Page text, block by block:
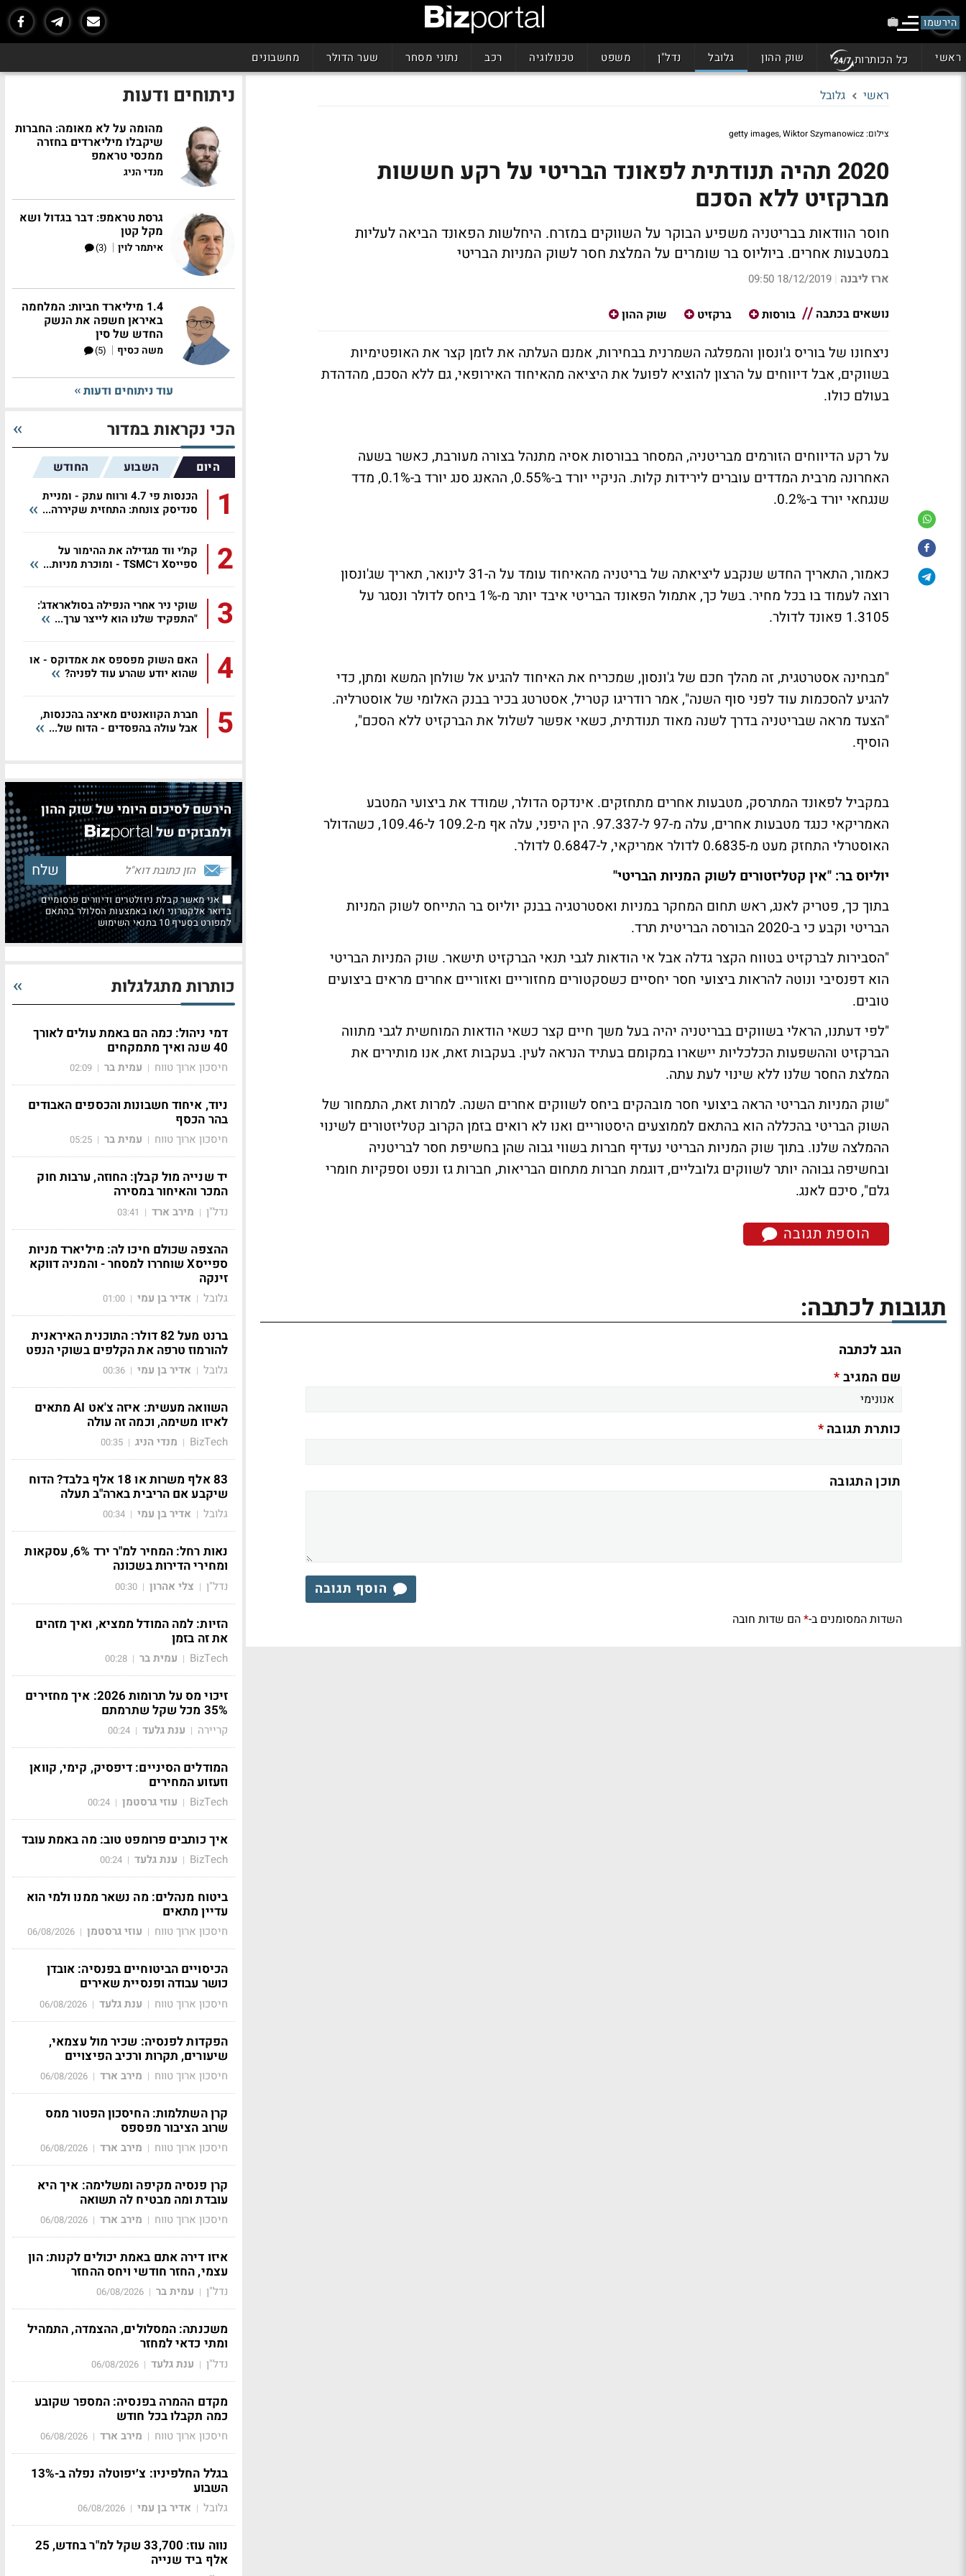
הירשמו
ראשי כל הכותרות שוק ההון גלובל נדל"ן משפט טכנולוגיה רכב נתוני מסחר שער הדולר מחשבונים
ראשי גלובל
צילום: getty images, Wiktor Szymanowicz
2020 תהיה תנודתית לפאונד הבריטי על רקע חששות
מברקזיט ללא הסכם
חוסר הוודאות בבריטניה משפיע הבוקר על השווקים במזרח. היחלשות הפאונד הביאה לעליות
במטבעות אחרים. ביוליוס בר שומרים על המלצת חסר לשוק המניות הבריטי
ארז ליבנה |
18/12/2019 09:50
נושאים בכתבה בורסות ברקזיט שוק ההון
ניצחונו של בוריס ג'ונסון והמפלגה השמרנית בבחירות, אמנם העלתה את לזמן קצר את האופטימיות
בשווקים, אבל דיווחים על הרצון להוציא לפועל את היציאה מהאיחוד האירופאי, גם ללא הסכם, מהדהדת
בעולם כולו.
על רקע הדיווחים הזורמים מבריטניה, המסחר בבורסות אסיה מתנהל בצורה מעורבת, כאשר בשעה
האחרונה מרבית המדדים עוברים לירידות קלות. הניקיי יורד ב-0.55%, ההאנג סנג יורד ב-0.1%, מדד
שנגחאי יורד ב-0.2%.
כאמור, התאריך החדש שנקבע ליציאתה של בריטניה מהאיחוד עומד על ה-31 לינואר, תאריך שג'ונסון
רוצה לעמוד בו בכל מחיר. בשל כך, אתמול הפאונד הבריטי איבד יותר מ-1% ביחס לדולר ונסגר על
1.3105 פאונד לדולר.
"מבחינה אסטרטגית, זה מהלך חכם של ג'ונסון, שמכריח את האיחוד להגיע אל שולחן המשא ומתן, כדי
להגיע להסכמות עוד לפני סוף השנה", אמר רודריגו קטריל, אסטרטג בכיר בבנק האלומי של אוסטרליה.
"הצעד מראה שבריטניה בדרך לשנה מאוד תנודתית, כשאי אפשר לשלול את הברקזיט ללא הסכם",
הוסיף.
במקביל לפאונד המתרסק, מטבעות אחרים מתחזקים. אינדקס הדולר, שמודד את ביצועי המטבע
האמריקאי כנגד מטבעות אחרים, עלה מ-97 ל-97.337. הין היפני, עלה אף מ-109.2 ל-109.46, כשהדולר
האוסטרלי התחזק מעט מ-0.6835 לדולר אמריקאי, ל-0.6847 לדולר.
יוליוס בר: "אין קטליזטורים לשוק המניות הבריטי"
בתוך כך, פטריק לאנג, ראש תחום המחקר במניות ואסטרטגיה בבנק יוליוס בר התייחס לשוק המניות
הבריטי וקבע כי ב-2020 הבורסה הבריטית תרד.
"הסבירות לברקזיט בטווח הקצר גדלה אבל אי הודאות לגבי תנאי הברקזיט תישאר. שוק המניות הבריטי
הוא דפנסיבי ונוטה להראות ביצועי חסר יחסיים כשסקטורים מחזוריים ואזוריים אחרים מראים ביצועים
טובים.
"לפי דעתנו, הראלי בשווקים בבריטניה יהיה בעל משך חיים קצר כשאי הודאות המוחשית לגבי מתווה
הברקזיט וההשפעות הכלכליות יישארו במקומם בעתיד הנראה לעין. בעקבות זאת, אנו מותירים את
המלצת החסר שלנו ללא שינוי לעת עתה.
"שוק המניות הבריטי הראה ביצועי חסר מובהקים ביחס לשווקים אחרים השנה. למרות זאת, התמחור של
השוק הבריטי בהכללה הוא בהתאם לממוצעים היסטוריים ואנו לא רואים בזמן הקרוב קטליזטורים לשינוי
ההמלצה שלנו. בתוך שוק המניות הבריטי נעדיף חברות בשווי גבוה שהן בחשיפת חסר לבריטניה
ובחשיפה גבוהה יותר לשווקים גלובליים, דוגמת חברות מתחום הבריאות, חברות גז ונפט וספקיות חומרי
גלם", סיכם לאנג.
הוספת תגובה
תגובות לכתבה:
הגב לכתבה
שם המגיב*
כותרת תגובה*
תוכן התגובה
הוסף תגובה
השדות המסומנים ב-*הם שדות חובה
ניתוחים ודעות
מהומה על לא מאומה: החברות
שיקבלו מיליארדים בחזרה
ממכסי טראמפ
מנדי הניג
גרסת טראמפ: דבר בגדול ושא
מקל קטן
איתמר לוין |
(3)
1.4 מיליארד חביות: המלחמה
באיראן חשפה את הנשק
החדש של סין
משה כסיף |
(5)
עוד ניתוחים ודעות
הכי נקראות במדור
היום השבוע החודש
1
הכנסות פי 4.7 ורווח עתק - ומניית
סנדיסק צונחת: התחזית שקיררה...
2
קת׳י ווד מגדילה את ההימור על
ספייסX ו־TSMC - ומוכרת מניות...
3
שוקי ניר אחרי הנפילה בסולאראדג':
"התפקיד שלנו הוא לייצר ערך...
4
האם השוק מפספס את אמדוקס - או
שהוא יודע שהרע עוד לפניה?
5
חברת הקוואנטים מאיצה בהכנסות,
אבל עולה בהפסדים - הדוח של...
הירשם לסיכום היומי של שוק ההון
ולמבזקים של
אני מאשר קבלת ניוזלטרים ודיוורים פרסומיים
בדואר אלקטרוני ו/או באמצעות הסלולר בהתאם
למפורט בסעיף 10 בתנאי השימוש
כותרות מתגלגלות
דמי ניהול: כמה הם באמת עולים לאורך
40 שנה ואיך מתמקחים
חיסכון ארוך טווח | עמית בר |
02:09
ניוד, איחוד חשבונות והכספים האבודים
בהר הכסף
חיסכון ארוך טווח | עמית בר |
05:25
יד שנייה מול קבלן: החוזה, ערבות חוק
המכר והאיחור במסירה
נדל"ן | מירב ארד |
03:41
ההצפה שכולם חיכו לה: מיליארד מניות
ספייסX שוחררו למסחר - והמניה דווקא
זינקה
גלובל | אדיר בן עמי |
01:00
ברנט מעל 82 דולר: התוכנית האיראנית
להורמוז טרפה את הקלפים בשוקי הנפט
גלובל | אדיר בן עמי |
00:36
השוואה מעשית: איזה צ'אט AI מתאים
לאיזו משימה, וכמה זה עולה
BizTech
| מנדי הניג |
00:35
83 אלף משרות או 18 אלף בלבד? הדוח
שיקבע אם הריבית בארה"ב תעלה
גלובל | אדיר בן עמי |
00:34
נאות רחל: המחיר למ"ר ירד 6%, עסקאות
ומחירי הדירות בשכונה
נדל"ן | צלי אהרון |
00:30
הזיות: למה המודל ממציא, ואיך מזהים
את זה בזמן
BizTech
| עמית בר |
00:28
זיכוי מס על תרומות 2026: איך מחזירים
35% מכל שקל שתרמתם
קריירה | ענת גלעד |
00:24
המודלים הסיניים: דיפסיק, קימי, קוואן
וזעזוע המחירים
BizTech
| עוזי גרסטמן |
00:24
איך כותבים פרומפט טוב: מה באמת עובד
BizTech
| ענת גלעד |
00:24
ביטוח מנהלים: מה נשאר ממנו ולמי הוא
עדיין מתאים
חיסכון ארוך טווח | עוזי גרסטמן |
06/08/2026
הכיסויים הביטוחיים בפנסיה: אובדן
כושר עבודה ופנסיית שאירים
חיסכון ארוך טווח | ענת גלעד |
06/08/2026
הפקדות לפנסיה: שכיר מול עצמאי,
שיעורים, תקרות ורכיב הפיצויים
חיסכון ארוך טווח | מירב ארד |
06/08/2026
קרן השתלמות: החיסכון הפטור ממס
שרוב הציבור מפספס
חיסכון ארוך טווח | מירב ארד |
06/08/2026
קרן פנסיה מקיפה ומשלימה: איך היא
עובדת ומה מבטיח לה תשואה
חיסכון ארוך טווח | מירב ארד |
06/08/2026
איזו דירה אתם באמת יכולים לקנות: הון
עצמי, החזר חודשי ויחס ההחזר
נדל"ן | עמית בר |
06/08/2026
משכנתה: המסלולים, ההצמדה, התמהיל
ומתי כדאי למחזר
נדל"ן | ענת גלעד |
06/08/2026
מקדם ההמרה בפנסיה: המספר שקובע
כמה תקבלו בכל חודש
חיסכון ארוך טווח | מירב ארד |
06/08/2026
בגלל החלפיניו: צ׳יפוטלה נפלה ב-13%
השבוע
גלובל | אדיר בן עמי |
06/08/2026
נווה עוז: 33,700 שקל למ"ר בחדש, 25
אלף ביד שנייה